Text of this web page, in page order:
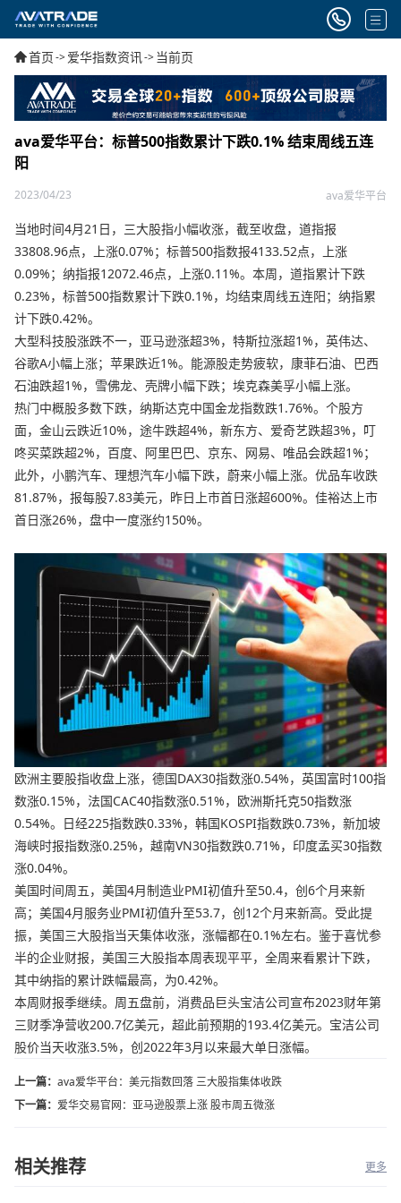
首页->爱华指数资讯-> 当前页
ava爱华平台：标普500指数累计下跌0.1% 结束周线五连
阳
2023/04/23 ava爱华平台
当地时间4月21日，三大股指小幅收涨，截至收盘，道指报
33808.96点，上涨0.07%；标普500指数报4133.52点，上涨
0.09%；纳指报12072.46点，上涨0.11%。本周，道指累计下跌
0.23%，标普500指数累计下跌0.1%，均结束周线五连阳；纳指累
计下跌0.42%。
大型科技股涨跌不一，亚马逊涨超3%，特斯拉涨超1%，英伟达、
谷歌A小幅上涨；苹果跌近1%。能源股走势疲软，康菲石油、巴西
石油跌超1%，雪佛龙、壳牌小幅下跌；埃克森美孚小幅上涨。
热门中概股多数下跌，纳斯达克中国金龙指数跌1.76%。个股方
面，金山云跌近10%，途牛跌超4%，新东方、爱奇艺跌超3%，叮
咚买菜跌超2%，百度、阿里巴巴、京东、网易、唯品会跌超1%；
此外，小鹏汽车、理想汽车小幅下跌，蔚来小幅上涨。优品车收跌
81.87%，报每股7.83美元，昨日上市首日涨超600%。佳裕达上市
首日涨26%，盘中一度涨约150%。
欧洲主要股指收盘上涨，德国DAX30指数涨0.54%，英国富时100指
数涨0.15%，法国CAC40指数涨0.51%，欧洲斯托克50指数涨
0.54%。日经225指数跌0.33%，韩国KOSPI指数跌0.73%，新加坡
海峡时报指数涨0.25%，越南VN30指数跌0.71%，印度孟买30指数
涨0.04%。
美国时间周五，美国4月制造业PMI初值升至50.4，创6个月来新
高；美国4月服务业PMI初值升至53.7，创12个月来新高。受此提
振，美国三大股指当天集体收涨，涨幅都在0.1%左右。鉴于喜忧参
半的企业财报，美国三大股指本周表现平平，全周来看累计下跌，
其中纳指的累计跌幅最高，为0.42%。
本周财报季继续。周五盘前，消费品巨头宝洁公司宣布2023财年第
三财季净营收200.7亿美元，超此前预期的193.4亿美元。宝洁公司
股价当天收涨3.5%，创2022年3月以来最大单日涨幅。
上一篇： ava爱华平台：美元指数回落 三大股指集体收跌
下一篇： 爱华交易官网：亚马逊股票上涨 股市周五微涨
相关推荐 更多